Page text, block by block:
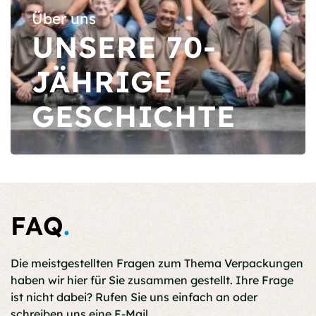
Über uns
UNSERE 70-
JÄHRIGE
GESCHICH­TE
FAQ.
Die meistgestellten Fragen zum Thema Verpackungen
haben wir hier für Sie zusammen gestellt. Ihre Frage
ist nicht dabei? Rufen Sie uns einfach an oder